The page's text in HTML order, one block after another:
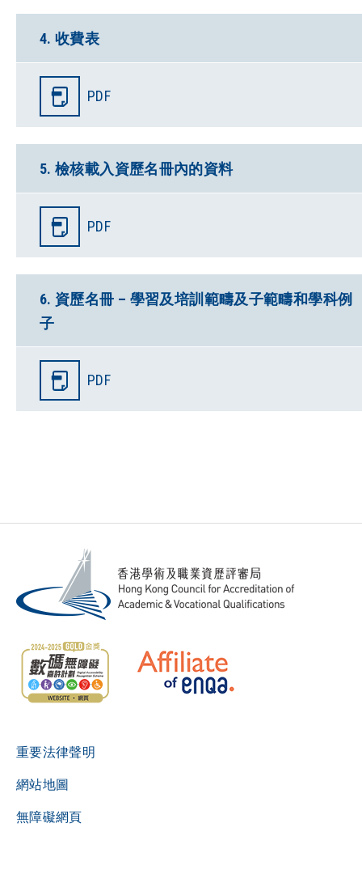
4. 收費表
PDF
5. 檢核載入資歷名冊內的資料
PDF
6. 資歷名冊 – 學習及培訓範疇及子範疇和學科例
子
PDF
重要法律聲明
網站地圖
無障礙網頁